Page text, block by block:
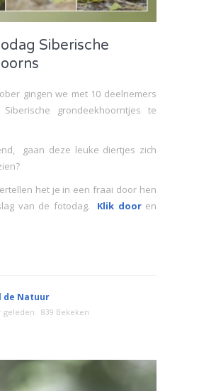
Siberische
gingen we met 10 deelnemers
grondeekhoorntjes te
gaan deze leuke diertjes zich
het je in een fraai door hen
van de fotodag.
Klik door en
de Natuur
geleden 839 Bekeken